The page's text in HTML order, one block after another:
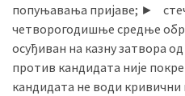
попуњавања пријаве; ►
четворогодишње средње
осуђиван на казну затвора
против кандидата није
кандидата не води кривични